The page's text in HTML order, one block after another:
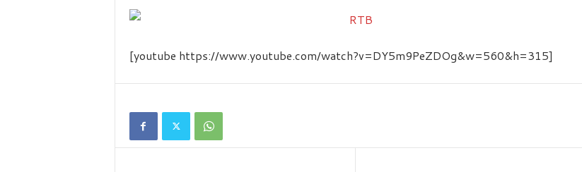
u
[youtube https://www.youtube.com/watch?v=DY5m9PeZDOg&w=560&h=315]